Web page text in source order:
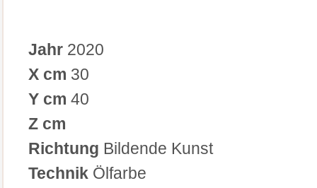
Jahr 2020
X cm 30
Y cm 40
Z cm
Richtung Bildende Kunst
Technik Ölfarbe